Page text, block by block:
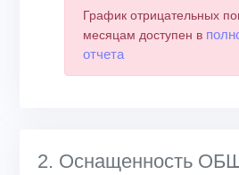
График отрицательных
месяцам доступен в
отчета
2. Оснащенность